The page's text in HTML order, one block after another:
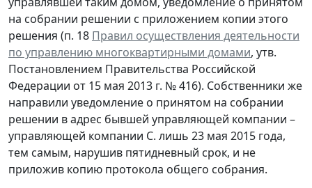
на собрании решении с приложением копии этого
решения (п. 18 Правил осуществления деятельности
по управлению многоквартирными домами, утв.
Постановлением Правительства Российской
Федерации от 15 мая 2013 г. № 416). Собственники же
направили уведомление о принятом на собрании
решении в адрес бывшей управляющей компании –
управляющей компании С. лишь 23 мая 2015 года,
тем самым, нарушив пятидневный срок, и не
приложив копию протокола общего собрания.